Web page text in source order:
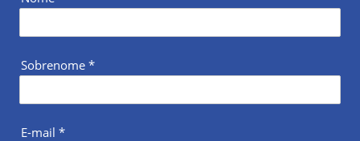
Sobrenome *
E-mail *